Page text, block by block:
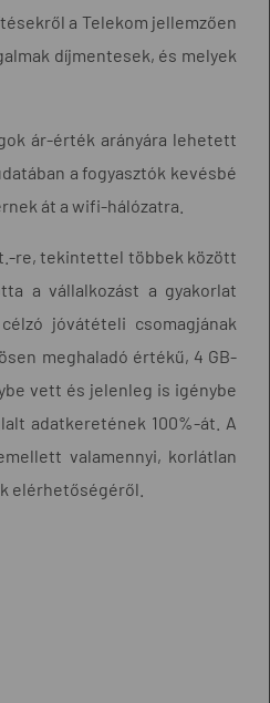
a Telekom jellemzően
díjmentesek, és melyek
ár-érték arányára lehetett
a fogyasztók kevésbé
át a wifi-hálózatra.
re, tekintettel többek között
a vállalkozást a gyakorlat
jóvátételi csomagjának
meghaladó értékű, 4 GB-
vett és jelenleg is igénybe
adatkeretének 100%-át. A
valamennyi, korlátlan
elérhetőségéről.